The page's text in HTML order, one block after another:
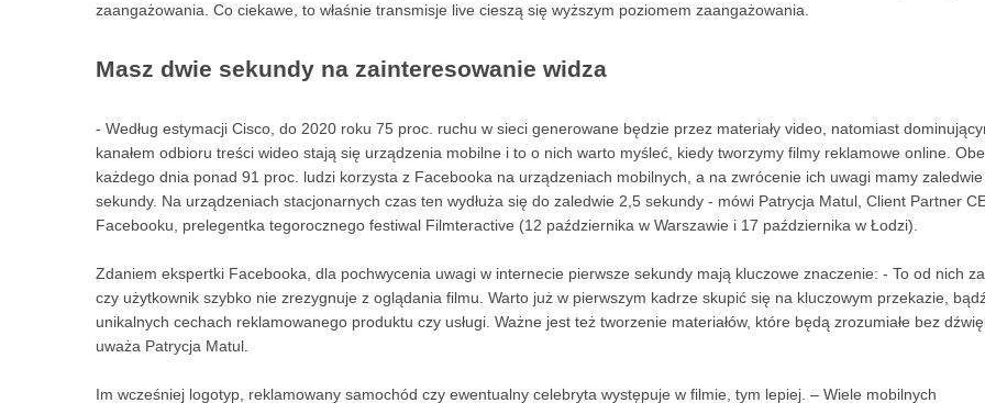
zaangażowania. Co ciekawe, to właśnie transmisje live cieszą się wyższym poziomem zaangażowania.
Masz dwie sekundy na zainteresowanie widza
- Według estymacji Cisco, do 2020 roku 75 proc. ruchu w sieci generowane będzie przez materiały video, natomiast
kanałem odbioru treści wideo stają się urządzenia mobilne i to o nich warto myśleć, kiedy tworzymy filmy reklamowe online.
każdego dnia ponad 91 proc. ludzi korzysta z Facebooka na urządzeniach mobilnych, a na zwrócenie ich uwagi mamy
sekundy. Na urządzeniach stacjonarnych czas ten wydłuża się do zaledwie 2,5 sekundy - mówi Patrycja Matul, Client Partner
Facebooku, prelegentka tegorocznego festiwal Filmteractive (12 października w Warszawie i 17 października w Łodzi).
Zdaniem ekspertki Facebooka, dla pochwycenia uwagi w internecie pierwsze sekundy mają kluczowe znaczenie: - To od nich
czy użytkownik szybko nie zrezygnuje z oglądania filmu. Warto już w pierwszym kadrze skupić się na kluczowym przekazie,
unikalnych cechach reklamowanego produktu czy usługi. Ważne jest też tworzenie materiałów, które będą zrozumiałe bez
uważa Patrycja Matul.
Im wcześniej logotyp, reklamowany samochód czy ewentualny celebryta występuje w filmie, tym lepiej. – Wiele mobilnych